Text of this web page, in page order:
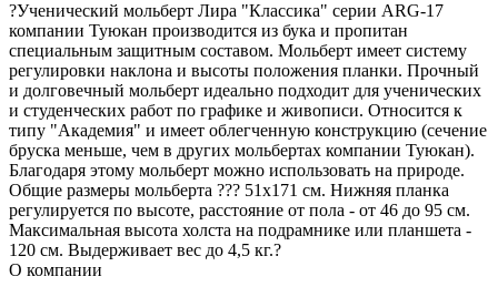
?Ученический мольберт Лира "Классика" серии ARG-17
компании Туюкан производится из бука и пропитан
специальным защитным составом. Мольберт имеет систему
регулировки наклона и высоты положения планки. Прочный
и долговечный мольберт идеально подходит для ученических
и студенческих работ по графике и живописи. Относится к
типу "Академия" и имеет облегченную конструкцию (сечение
бруска меньше, чем в других мольбертах компании Туюкан).
Благодаря этому мольберт можно использовать на природе.
Общие размеры мольберта ??? 51x171 см. Нижняя планка
регулируется по высоте, расстояние от пола - от 46 до 95 см.
Максимальная высота холста на подрамнике или планшета -
120 см. Выдерживает вес до 4,5 кг.?
О компании